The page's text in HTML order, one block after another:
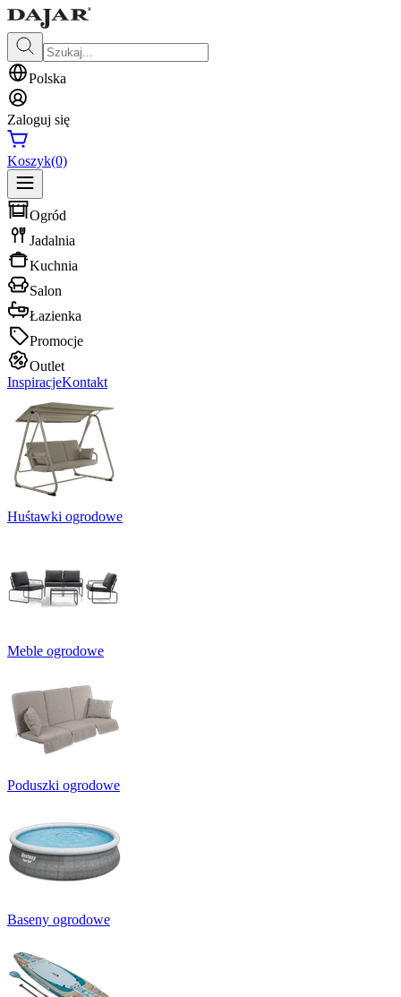
Polska
Zaloguj się
Koszyk(0)
Ogród
Jadalnia
Kuchnia
Salon
Łazienka
Promocje
Outlet
InspiracjeKontakt
Huśtawki ogrodowe
Meble ogrodowe
Poduszki ogrodowe
Baseny ogrodowe